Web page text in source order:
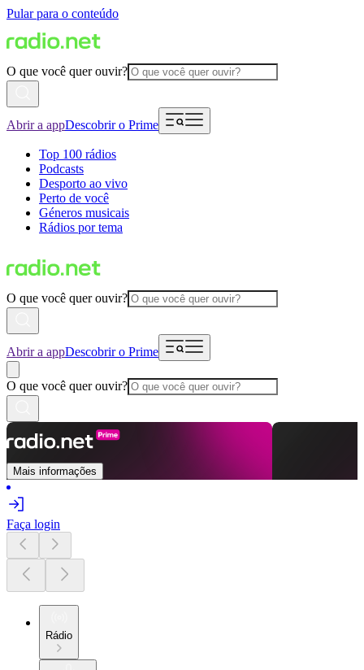
Pular para o conteúdo
O que você quer ouvir?
Abrir a appDescobrir o Prime
Top 100 rádios
Podcasts
Desporto ao vivo
Perto de você
Géneros musicais
Rádios por tema
O que você quer ouvir?
Abrir a appDescobrir o Prime
O que você quer ouvir?
Mais informações
Faça login
Rádio